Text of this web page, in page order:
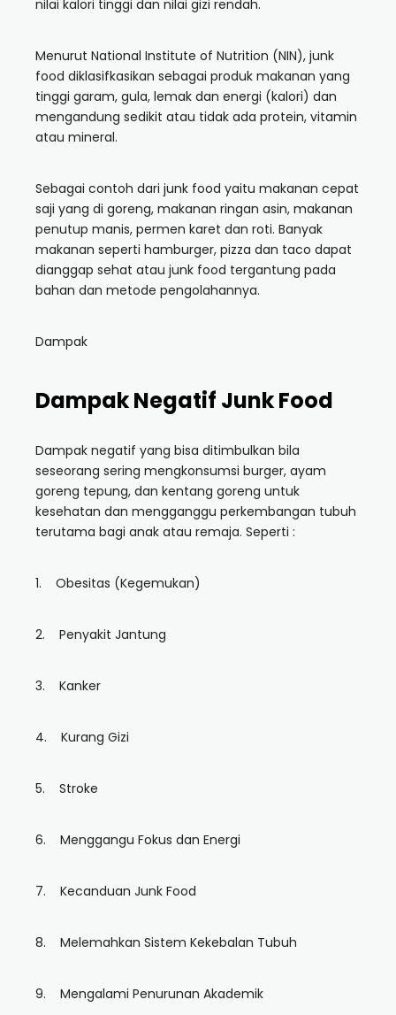
nilai kalori tinggi dan nilai gizi rendah.
Menurut National Institute of Nutrition (NIN), junk
food diklasifkasikan sebagai produk makanan yang
tinggi garam, gula, lemak dan energi (kalori) dan
mengandung sedikit atau tidak ada protein, vitamin
atau mineral.
Sebagai contoh dari junk food yaitu makanan cepat
saji yang di goreng, makanan ringan asin, makanan
penutup manis, permen karet dan roti. Banyak
makanan seperti hamburger, pizza dan taco dapat
dianggap sehat atau junk food tergantung pada
bahan dan metode pengolahannya.
Dampak
Dampak Negatif Junk Food
Dampak negatif yang bisa ditimbulkan bila
seseorang sering mengkonsumsi burger, ayam
goreng tepung, dan kentang goreng untuk
kesehatan dan mengganggu perkembangan tubuh
terutama bagi anak atau remaja. Seperti :
1. Obesitas (Kegemukan)
2. Penyakit Jantung
3. Kanker
4. Kurang Gizi
5. Stroke
6. Menggangu Fokus dan Energi
7. Kecanduan Junk Food
8. Melemahkan Sistem Kekebalan Tubuh
9. Mengalami Penurunan Akademik